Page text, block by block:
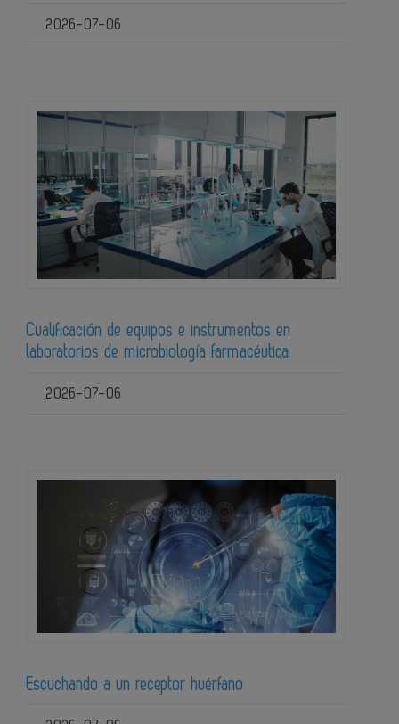
2026-07-06
Cualificación de equipos e instrumentos en
laboratorios de microbiología farmacéutica
2026-07-06
Escuchando a un receptor huérfano